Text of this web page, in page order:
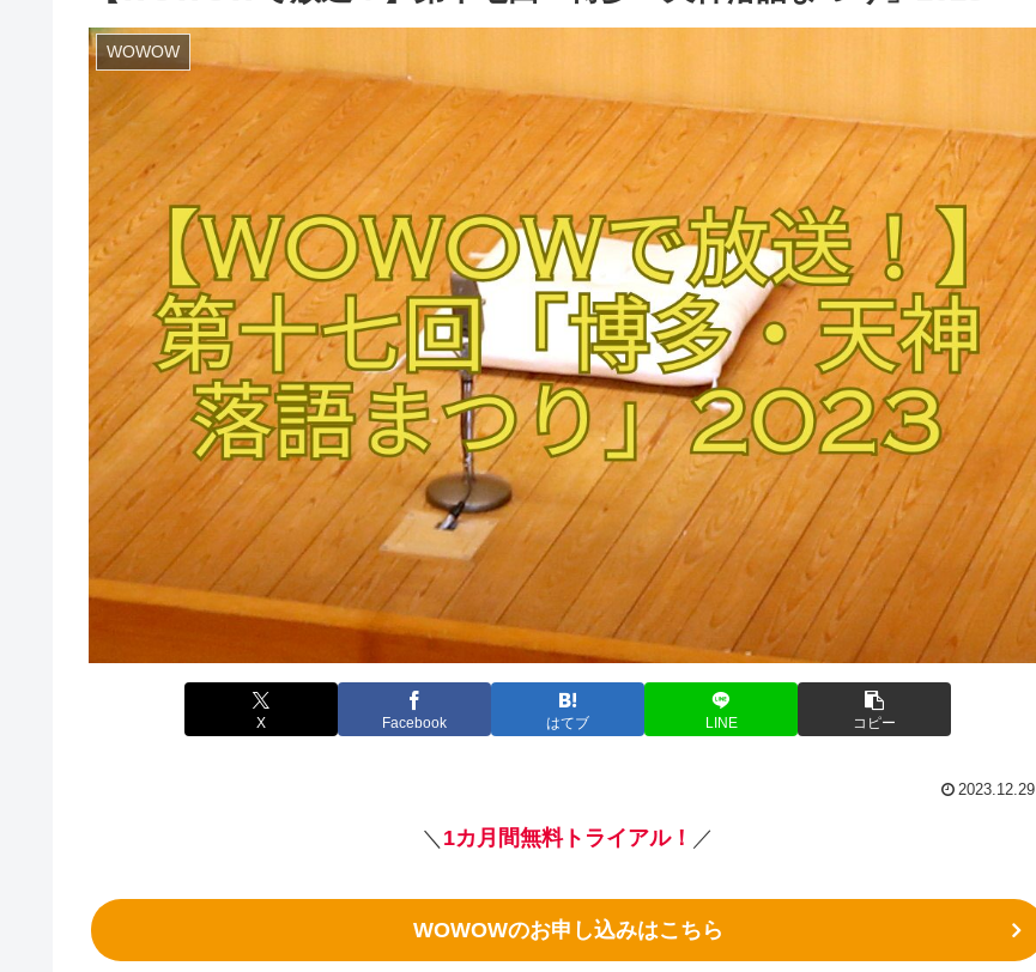
WOWOW
X Facebook はてブ LINE コピー
2023.12.29
＼ 1カ月間無料トライアル！ ／
WOWOWのお申し込みはこちら